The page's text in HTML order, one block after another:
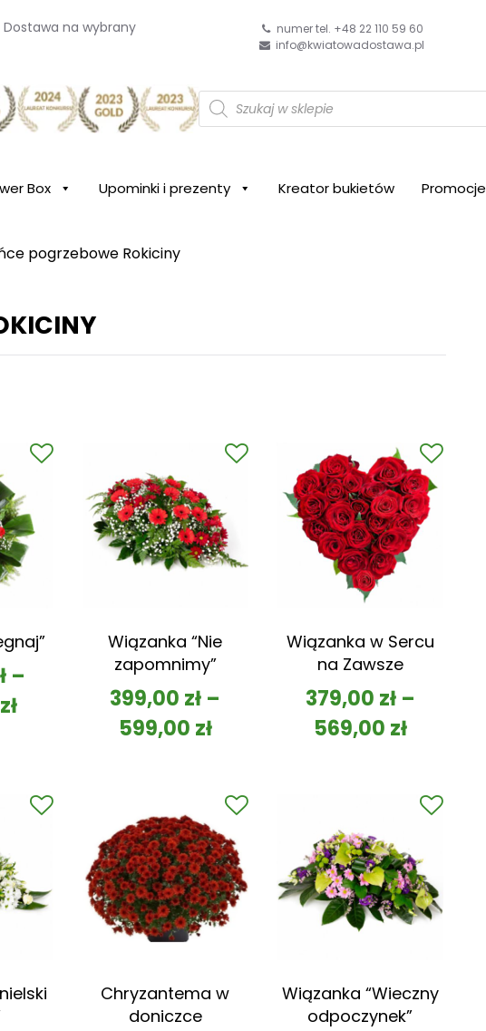
Dostawa na wybrany
numer tel. +48 22 110 59 60
info@kwiatowadostawa.pl
W
s
i
w
t
Box Upominki i prezenty Kreator bukietów Promocje
pogrzebowe Rokiciny
–
zł
Wiązanka “Nie
zapomnimy”
399,00 zł –
599,00 zł
Wiązanka w Sercu
na Zawsze
379,00 zł–
569,00 zł
Chryzantema w
doniczce
Wiązanka “Wieczny
odpoczynek”